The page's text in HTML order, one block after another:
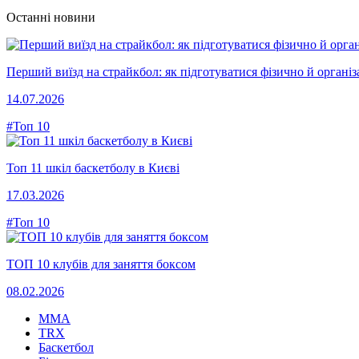
Останні новини
Перший виїзд на страйкбол: як підготуватися фізично й
14.07.2026
#Топ 10
Топ 11 шкіл баскетболу в Києві
17.03.2026
#Топ 10
ТОП 10 клубів для заняття боксом
08.02.2026
MMA
TRX
Баскетбол